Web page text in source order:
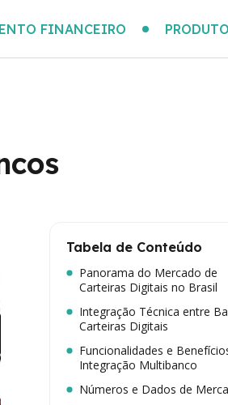
FINANCEIRO
Tabela de Conteúdo
Panorama do Mercado de
Carteiras Digitais no Brasil
Integração Técnica entre
Carteiras Digitais
Funcionalidades e
Integração Multibanco
Números e Dados de